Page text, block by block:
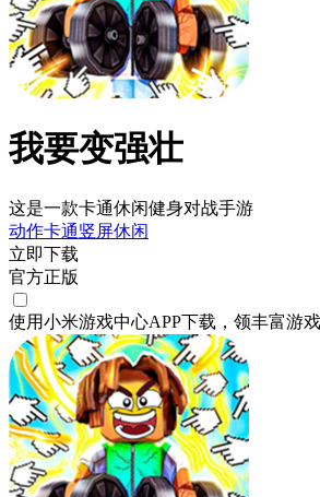
我要变强壮
这是一款卡通休闲健身对战手游
动作卡通竖屏休闲
立即下载
官方正版
使用小米游戏中心APP下载 ，领丰富游戏